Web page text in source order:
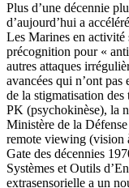
Plus d’une décennie
d’aujourd’hui a
Les Marines en activité
précognition pour «
autres attaques
avancées qui n’ont pas
de la stigmatisation
PK (psychokinèse), la
Ministère de la
remote viewing (vision
Gate des décennies
Systèmes et Outils
extrasensorielle a un